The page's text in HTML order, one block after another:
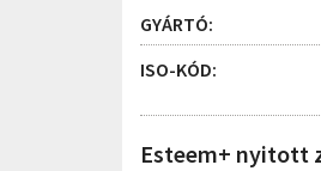
GYÁRTÓ:
ISO-KÓD:
Esteem+ nyitott